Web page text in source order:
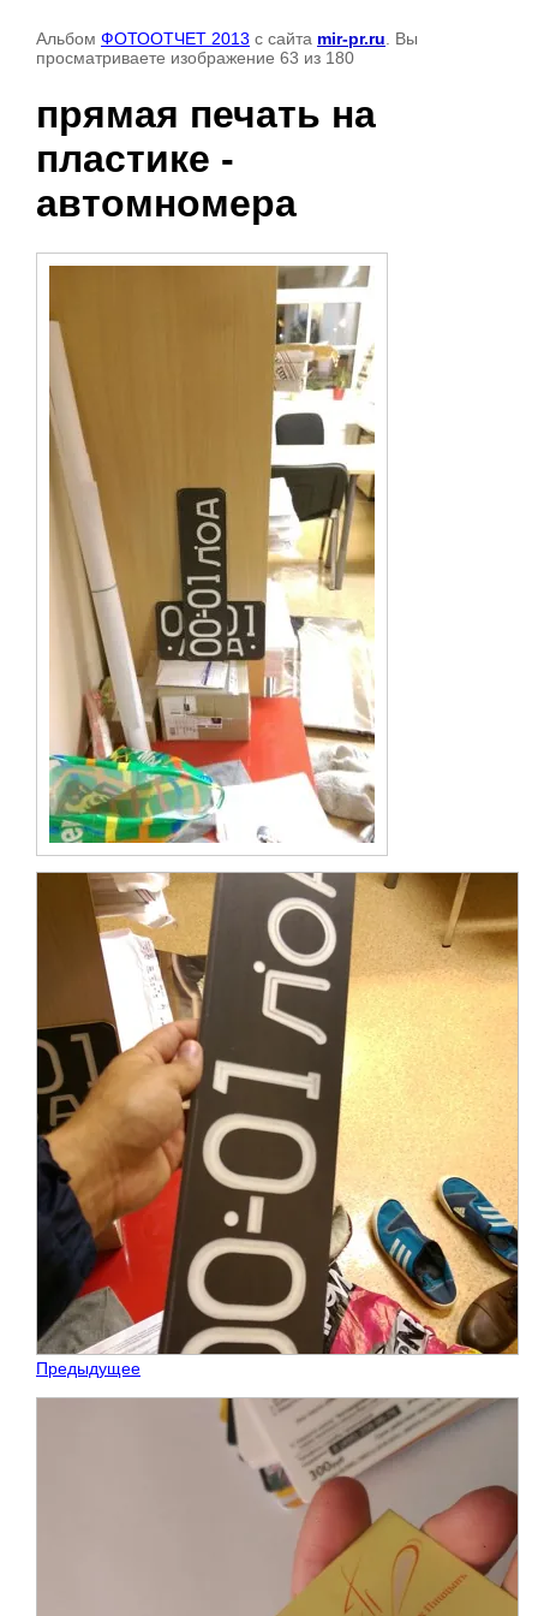
Альбом ФОТООТЧЕТ 2013 с сайта mir-pr.ru . Вы
просматриваете изображение 63 из 180
прямая печать на
пластике -
автомномера
Предыдущее